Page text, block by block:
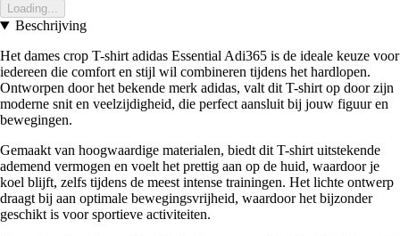
Loading...
Beschrijving
Het dames crop T-shirt adidas Essential Adi365 is de ideale keuze voor
iedereen die comfort en stijl wil combineren tijdens het hardlopen.
Ontworpen door het bekende merk adidas, valt dit T-shirt op door zijn
moderne snit en veelzijdigheid, die perfect aansluit bij jouw figuur en
bewegingen.
Gemaakt van hoogwaardige materialen, biedt dit T-shirt uitstekende
ademend vermogen en voelt het prettig aan op de huid, waardoor je
koel blijft, zelfs tijdens de meest intense trainingen. Het lichte ontwerp
draagt bij aan optimale bewegingsvrijheid, waardoor het bijzonder
geschikt is voor sportieve activiteiten.